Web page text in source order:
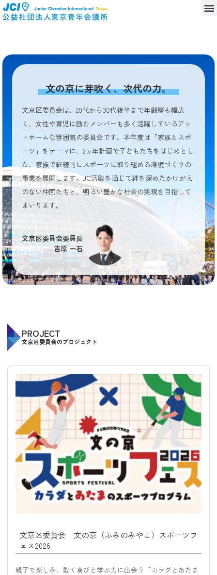
文の京に芽吹く、次代の力。
文京区委員会は、20代から30代後半まで年齢層も幅広
く、女性や育児に励むメンバーも多く活躍しているアッ
トホームな雰囲気の委員会です。本年度は「家族とスポ
ーツ」をテーマに、2ヵ年計画で子どもたちをはじめとし
た、家族で継続的にスポーツに取り組める環境づくりの
事業を展開します。JC活動を通じて絆を深めたかけがえ
のない仲間たちと、明るい豊かな社会の実現を目指して
まいります。
文京区委員会委員長
吉原 一石
PROJECT
文京区委員会のプロジェクト
文京区委員会｜文の京（ふみのみやこ）スポーツフ
ェス2026
親子で楽しみ、動く喜びと学ぶ力に出会う「カラダとあたま